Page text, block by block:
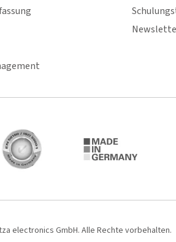
electronics GmbH. Alle Rechte vorbehalten.